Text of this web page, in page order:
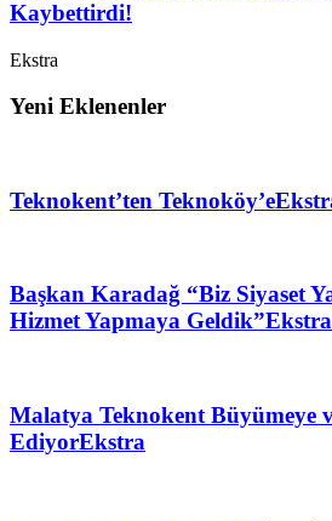
Kaybettirdi!
Ekstra
Yeni Eklenenler
Teknokent’ten Teknoköy’e
Başkan Karadağ “Biz Siyaset
Hizmet Yapmaya Geldik”Ekstra
Malatya Teknokent Büyümeye
EdiyorEkstra